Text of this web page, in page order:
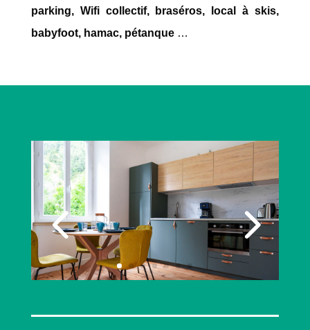
parking, Wifi collectif, braséros, local à skis,
babyfoot, hamac, pétanque…